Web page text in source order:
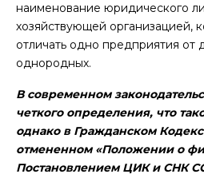
наименование юридического
хозяйствующей организацией,
отличать одно предприятия от
однородных.
В современном
четкого определения, что
однако в Гражданском
отмененном «Положении о
Постановлением ЦИК и СНК